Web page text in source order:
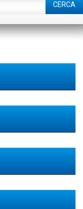
CERCA